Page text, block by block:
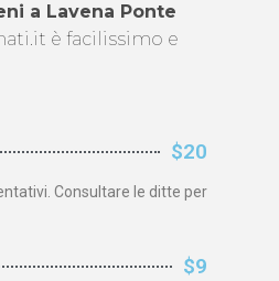
a Lavena Ponte
è facilissimo e
$20
Consultare le ditte per
$9